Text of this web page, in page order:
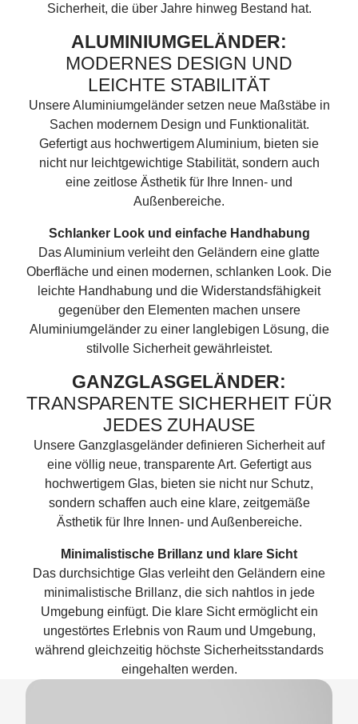
Sicherheit, die über Jahre hinweg Bestand hat.
ALUMINIUMGELÄNDER:
MODERNES DESIGN UND
LEICHTE STABILITÄT
Unsere Aluminiumgeländer setzen neue Maßstäbe in
Sachen modernem Design und Funktionalität.
Gefertigt aus hochwertigem Aluminium, bieten sie
nicht nur leichtgewichtige Stabilität, sondern auch
eine zeitlose Ästhetik für Ihre Innen- und
Außenbereiche.
Schlanker Look und einfache Handhabung
Das Aluminium verleiht den Geländern eine glatte
Oberfläche und einen modernen, schlanken Look. Die
leichte Handhabung und die Widerstandsfähigkeit
gegenüber den Elementen machen unsere
Aluminiumgeländer zu einer langlebigen Lösung, die
stilvolle Sicherheit gewährleistet.
GANZGLASGELÄNDER:
TRANSPARENTE SICHERHEIT FÜR
JEDES ZUHAUSE
Unsere Ganzglasgeländer definieren Sicherheit auf
eine völlig neue, transparente Art. Gefertigt aus
hochwertigem Glas, bieten sie nicht nur Schutz,
sondern schaffen auch eine klare, zeitgemäße
Ästhetik für Ihre Innen- und Außenbereiche.
Minimalistische Brillanz und klare Sicht
Das durchsichtige Glas verleiht den Geländern eine
minimalistische Brillanz, die sich nahtlos in jede
Umgebung einfügt. Die klare Sicht ermöglicht ein
ungestörtes Erlebnis von Raum und Umgebung,
während gleichzeitig höchste Sicherheitsstandards
eingehalten werden.